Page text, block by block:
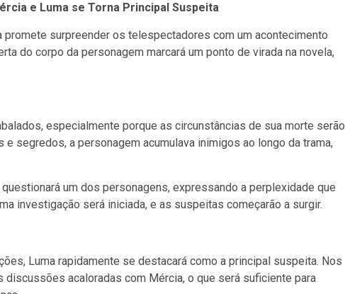
e Luma se Torna Principal Suspeita
promete surpreender os telespectadores com um acontecimento
do corpo da personagem marcará um ponto de virada na novela,
especialmente porque as circunstâncias de sua morte serão
segredos, a personagem acumulava inimigos ao longo da trama,
um dos personagens, expressando a perplexidade que
investigação será iniciada, e as suspeitas começarão a surgir.
Luma rapidamente se destacará como a principal suspeita. Nos
acaloradas com Mércia, o que será suficiente para